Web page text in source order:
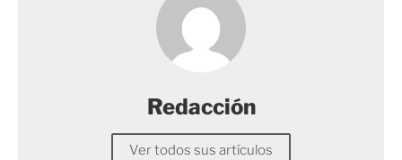
Redacción
Ver todos sus artículos